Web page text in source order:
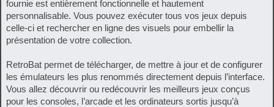
fournie est entièrement fonctionnelle et hautement
personnalisable. Vous pouvez exécuter tous vos jeux depuis
celle-ci et rechercher en ligne des visuels pour embellir la
présentation de votre collection.
RetroBat permet de télécharger, de mettre à jour et de configurer
les émulateurs les plus renommés directement depuis l’interface.
Vous allez découvrir ou redécouvrir les meilleurs jeux conçus
pour les consoles, l’arcade et les ordinateurs sortis jusqu’à